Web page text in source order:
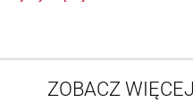
ZOBACZ